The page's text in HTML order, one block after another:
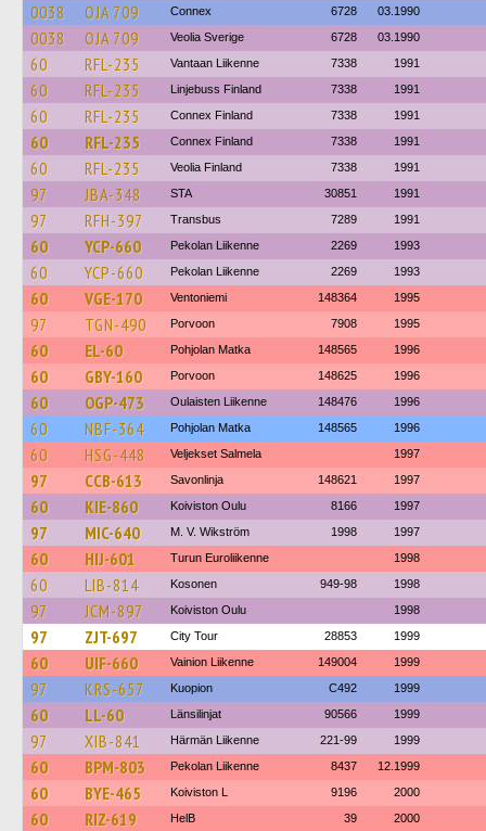
0038 OJA 709 Connex 6728 03.1990
0038 OJA 709 Veolia Sverige 6728 03.1990
60 RFL-235 Vantaan Liikenne 7338 1991
60 RFL-235 Linjebuss Finland 7338 1991
60 RFL-235 Connex Finland 7338 1991
60 RFL-235 Connex Finland 7338 1991
60 RFL-235 Veolia Finland 7338 1991
97 JBA-348 STA 30851 1991
97 RFH-397 Transbus 7289 1991
60 YCP-660 Pekolan Liikenne 2269 1993
60 YCP-660 Pekolan Liikenne 2269 1993
60 VGE-170 Ventoniemi 148364 1995
97 TGN-490 Porvoon 7908 1995
60 EL-60 Pohjolan Matka 148565 1996
60 GBY-160 Porvoon 148625 1996
60 OGP-473 Oulaisten Liikenne 148476 1996
60 NBF-364 Pohjolan Matka 148565 1996
60 HSG-448 Veljekset Salmela 1997
97 CCB-613 Savonlinja 148621 1997
60 KIE-860 Koiviston Oulu 8166 1997
97 MIC-640 M. V. Wikström 1998 1997
60 HIJ-601 Turun Euroliikenne 1998
60 LIB-814 Kosonen 949-98 1998
97 JCM-897 Koiviston Oulu 1998
97 ZJT-697 City Tour 28853 1999
60 UIF-660 Vainion Liikenne 149004 1999
97 KRS-657 Kuopion C492 1999
60 LL-60 Länsilinjat 90566 1999
97 XIB-841 Härmän Liikenne 221-99 1999
60 BPM-803 Pekolan Liikenne 8437 12.1999
60 BYE-465 Koiviston L 9196 2000
60 RIZ-619 HelB 39 2000